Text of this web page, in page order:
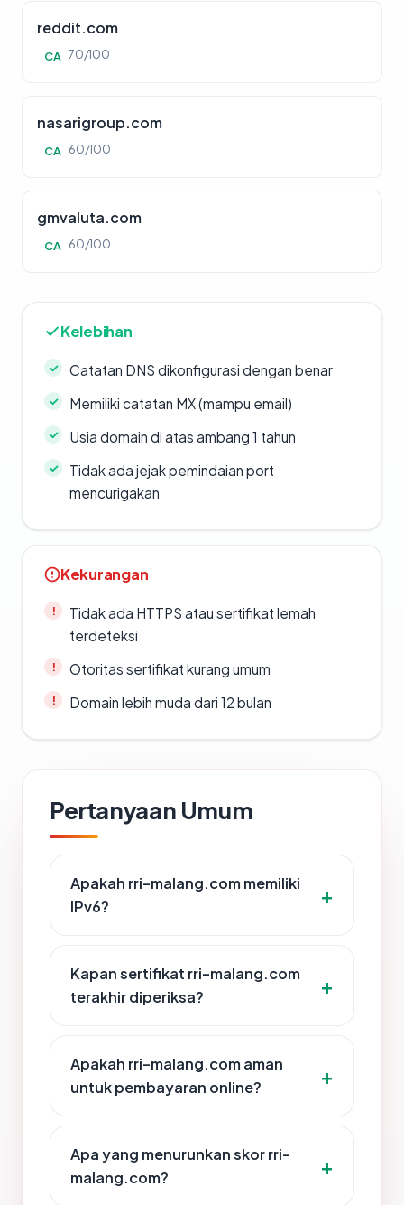
reddit.com
CA 70/100
nasarigroup.com
CA 60/100
gmvaluta.com
CA 60/100
Kelebihan
Catatan DNS dikonfigurasi dengan benar
Memiliki catatan MX (mampu email)
Usia domain di atas ambang 1 tahun
Tidak ada jejak pemindaian port
mencurigakan
Kekurangan
Tidak ada HTTPS atau sertifikat lemah
terdeteksi
Otoritas sertifikat kurang umum
Domain lebih muda dari 12 bulan
Pertanyaan Umum
Apakah rri-malang.com memiliki
IPv6?
Kapan sertifikat rri-malang.com
terakhir diperiksa?
Apakah rri-malang.com aman
untuk pembayaran online?
Apa yang menurunkan skor rri-
malang.com?